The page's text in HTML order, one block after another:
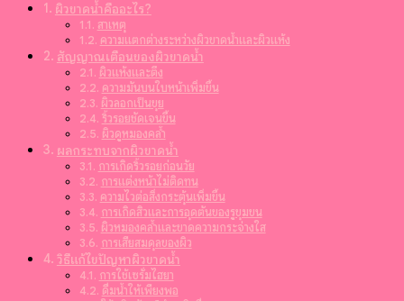
ผิวขาดน้ำคืออะไร?
สาเหตุ
ความแตกต่างระหว่างผิวขาดน้ำและผิวแห้ง
สัญญาณเตือนของผิวขาดน้ำ
ผิวแห้งและตึง
ความมันบนใบหน้าเพิ่มขึ้น
ผิวลอกเป็นขุย
ริ้วรอยชัดเจนขึ้น
ผิวดูหมองคล้ำ
ผลกระทบจากผิวขาดน้ำ
การเกิดริ้วรอยก่อนวัย
การแต่งหน้าไม่ติดทน
ความไวต่อสิ่งกระตุ้นเพิ่มขึ้น
การเกิดสิวและการอุดตันของรูขุมขน
ผิวหมองคล้ำและขาดความกระจ่างใส
การเสียสมดุลของผิว
วิธีแก้ไขปัญหาผิวขาดน้ำ
การใช้เซรั่มไฮยา
ดื่มน้ำให้เพียงพอ